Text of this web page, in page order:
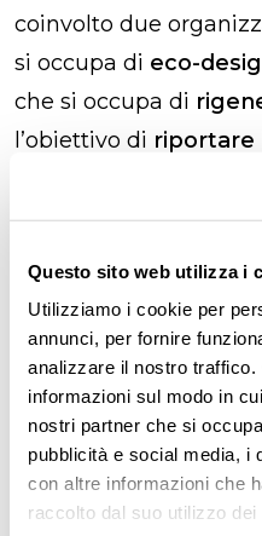
Questo sito web utilizza i
Utilizziamo i cookie per
annunci, per fornire
analizzare il nostro traffico.
informazioni sul modo in
nostri partner che si
pubblicità e social media, i
con altre informazioni che
raccolto dal suo utilizzo
coinvolto due
si occupa di eco-
che si occupa di
l’obiettivo di riportare
216 ore di formazione
permesso a questi
un’occupazione, e
bellissima stazione
attratto l’attenzione
dei clienti.
benesseredelle